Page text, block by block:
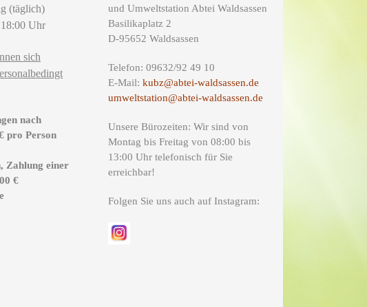
(täglich)
Uhr
sich
nach
pro Person
Zahlung einer
€
und Umweltstation Abtei Waldsassen
Basilikaplatz 2
D-95652 Waldsassen
Telefon: 09632/92 49 10
E-Mail: kubz@abtei-waldsassen.de
umweltstation@abtei-waldsassen.de
Unsere Bürozeiten: Wir sind von
Montag bis Freitag von 08:00 bis
13:00 Uhr telefonisch für Sie
erreichbar!
Folgen Sie uns auch auf Instagram: